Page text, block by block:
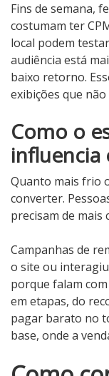
Fins de semana,
costumam ter
local podem
audiência está
baixo retorno.
exibições que
Como o
influencia
Quanto mais frio
converter.
precisam de mais
Campanhas de
o site ou
porque falam
em etapas, do
pagar barato no
base, onde a